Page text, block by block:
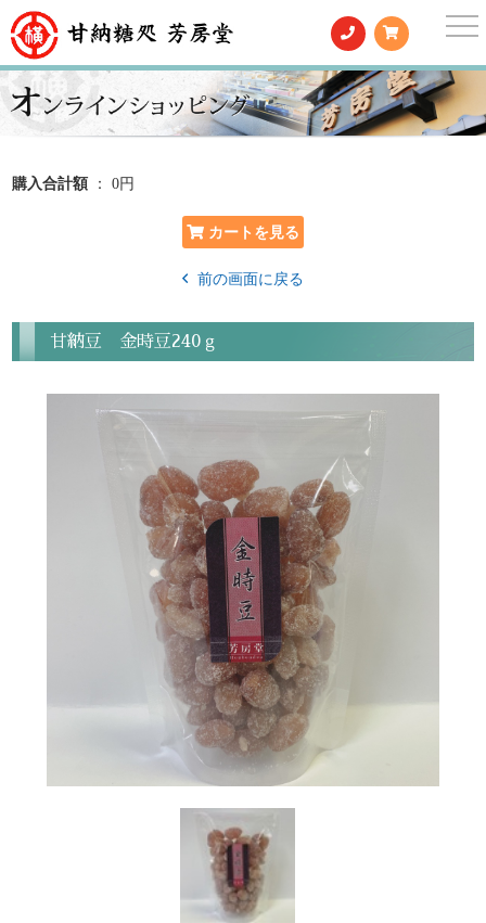
購入合計額 ： 0円
前の画面に戻る
甘納豆 金時豆240ｇ